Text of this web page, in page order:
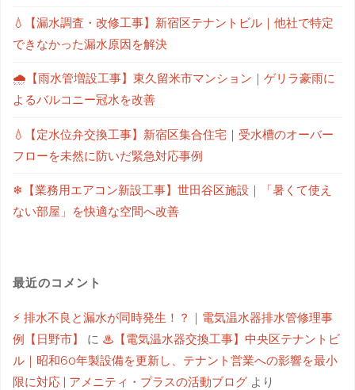
💧【漏水調査・改修工事】新宿区テナントビル｜他社で特定
できなかった漏水原因を解決
🌧【雨水管増設工事】東久留米市マンション｜ゲリラ豪雨に
よるバルコニー冠水を改善
💧【定水位弁交換工事】新宿区集合住宅｜受水槽のオーバー
フローを未然に防いだ緊急対応事例
❄【業務用エアコン新設工事】世田谷区施設｜「暑くて使え
ない部屋」を快適な空間へ改善
最近のコメント
⚡ 排水不良と漏水が同時発生！？｜電気温水器排水管修理事
例【日野市】
に ♨【電気温水器交換工事】中央区テナントビ
ル｜昭和60年製設備を更新し、テナント営業への影響を最小
限に対応 | アメニティ・プラスの活動ブログ より